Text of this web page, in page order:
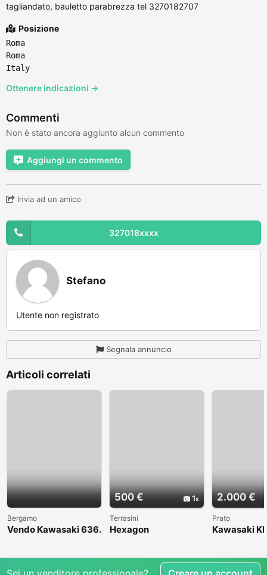
tagliandato, bauletto parabrezza tel 3270182707
Posizione
Roma
Roma
Italy
Ottenere indicazioni →
Commenti
Non è stato ancora aggiunto alcun commento
Aggiungi un commento
Invia ad un amico
327018xxxx
Stefano
Utente non registrato
Segnala annuncio
Articoli correlati
Bergamo
Vendo Kawasaki 636.
500 € 1
Terrasini
Hexagon
2.000 €
Prato
Kawasaki